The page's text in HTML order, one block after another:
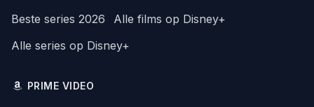
Beste series 2026
Alle films op Disney+
Alle series op Disney+
PRIME VIDEO